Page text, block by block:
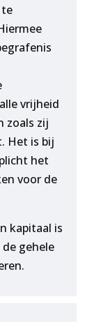
vrijheid
zoals zij
Het is bij
het
voor de
kapitaal is
gehele